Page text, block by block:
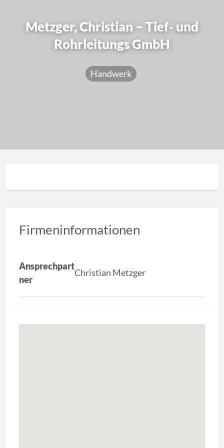
Metzger, Christian – Tief- und
Rohrleitungs GmbH
Handwerk
Firmeninformationen
Ansprechpart
ner
Christian Metzger